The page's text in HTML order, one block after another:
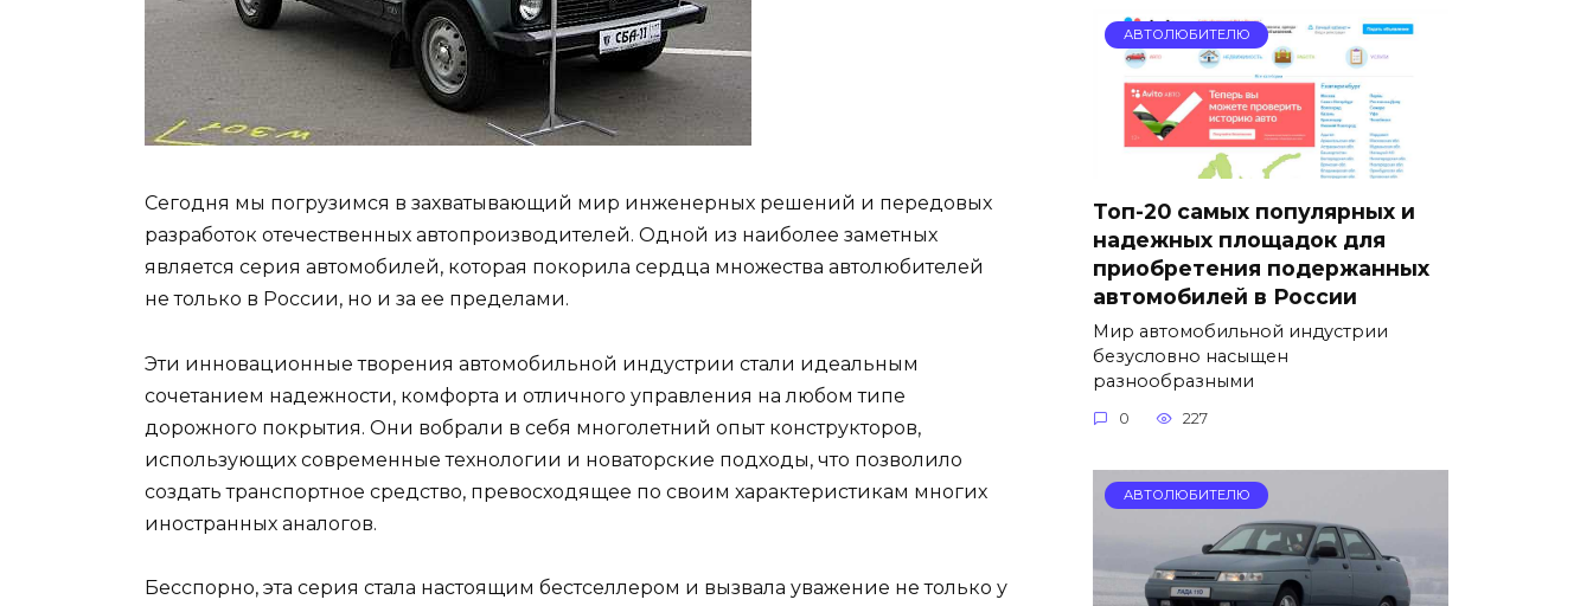
Сегодня мы погрузимся в захватывающий мир инженерных решений и передовых
разработок отечественных автопроизводителей. Одной из наиболее заметных
является серия автомобилей, которая покорила сердца множества автолюбителей
не только в России, но и за ее пределами.
Эти инновационные творения автомобильной индустрии стали идеальным
сочетанием надежности, комфорта и отличного управления на любом типе
дорожного покрытия. Они вобрали в себя многолетний опыт конструкторов,
использующих современные технологии и новаторские подходы, что позволило
создать транспортное средство, превосходящее по своим характеристикам многих
иностранных аналогов.
Бесспорно, эта серия стала настоящим бестселлером и вызвала уважение не только у
АВТОЛЮБИТЕЛЮ
Топ-20 самых популярных и
надежных площадок для
приобретения подержанных
автомобилей в России
Мир автомобильной индустрии
безусловно насыщен
разнообразными
0 227
АВТОЛЮБИТЕЛЮ